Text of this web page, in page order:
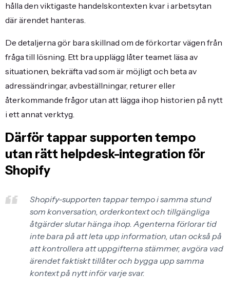
hålla den viktigaste handelskontexten kvar i arbetsytan
där ärendet hanteras.
De detaljerna gör bara skillnad om de förkortar vägen från
fråga till lösning. Ett bra upplägg låter teamet läsa av
situationen, bekräfta vad som är möjligt och beta av
adressändringar, avbeställningar, returer eller
återkommande frågor utan att lägga ihop historien på nytt
i ett annat verktyg.
Därför tappar supporten tempo
utan rätt helpdesk-integration för
Shopify
Shopify-supporten tappar tempo i samma stund
som konversation, orderkontext och tillgängliga
åtgärder slutar hänga ihop. Agenterna förlorar tid
inte bara på att leta upp information, utan också på
att kontrollera att uppgifterna stämmer, avgöra vad
ärendet faktiskt tillåter och bygga upp samma
kontext på nytt inför varje svar.